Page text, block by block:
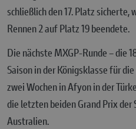
schließlich den 17. Platz sicherte,
Rennen 2 auf Platz 19 beendete.
Die nächste MXGP-Runde – die
Saison in der Königsklasse für
zwei Wochen in Afyon in der
die letzten beiden Grand Prix der
Australien.